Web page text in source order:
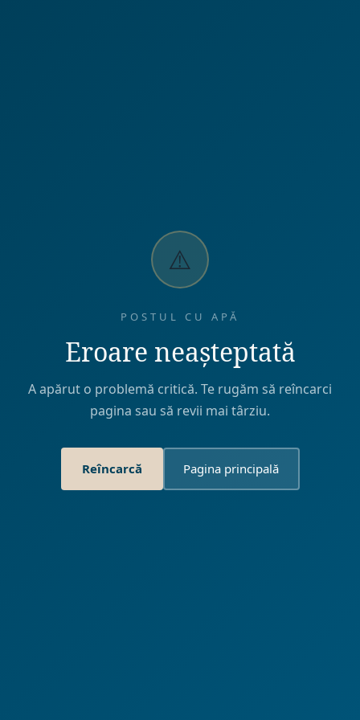
⚠️
POSTUL CU APĂ
Eroare neașteptată
A apărut o problemă critică. Te rugăm să reîncarci
pagina sau să revii mai târziu.
Reîncarcă Pagina principală